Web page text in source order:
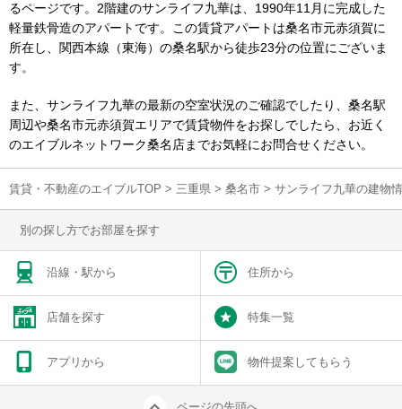
るページです。2階建のサンライフ九華は、1990年11月に完成した
軽量鉄骨造のアパートです。この賃貸アパートは桑名市元赤須賀に
所在し、関西本線（東海）の桑名駅から徒歩23分の位置にございま
す。
また、サンライフ九華の最新の空室状況のご確認でしたり、桑名駅
周辺や桑名市元赤須賀エリアで賃貸物件をお探しでしたら、お近く
のエイブルネットワーク桑名店までお気軽にお問合せください。
賃貸・不動産のエイブルTOP > 三重県 > 桑名市 > サンライフ九華の建物
別の探し方でお部屋を探す
沿線・駅から 住所から
店舗を探す 特集一覧
アプリから 物件提案してもらう